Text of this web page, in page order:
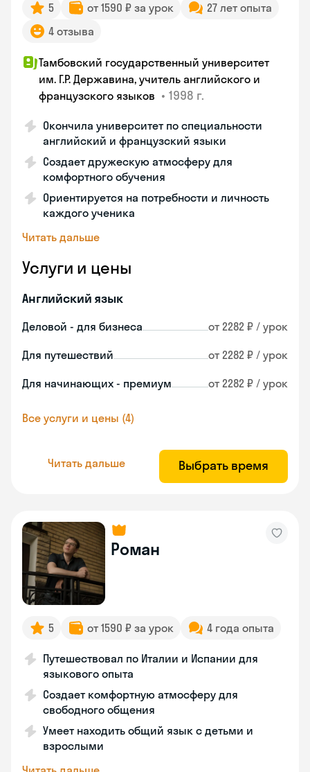
5 от 1590 ₽ за урок
27 лет опыта
4 отзыва
Тамбовский государственный университет
им. Г.Р. Державина, учитель английского и
французского языков • 1998 г.
Окончила университет по специальности
английский и французский языки
Создает дружескую атмосферу для
комфортного обучения
Ориентируется на потребности и личность
каждого ученика
Читать дальше
Услуги и цены
Английский язык
Деловой - для бизнеса от 2282 ₽ / урок
Для путешествий от 2282 ₽ / урок
Для начинающих - премиум от 2282 ₽ / урок
Все услуги и цены (4)
Читать дальше Выбрать время
Роман
5 от 1590 ₽ за урок 4 года опыта
Путешествовал по Италии и Испании для
языкового опыта
Создает комфортную атмосферу для
свободного общения
Умеет находить общий язык с детьми и
взрослыми